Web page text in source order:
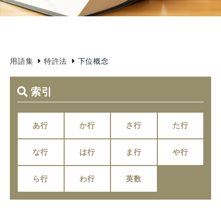
用語集 特許法 下位概念
索引
あ行 か行 さ行 た行
な行 は行 ま行 や行
ら行 わ行 英数